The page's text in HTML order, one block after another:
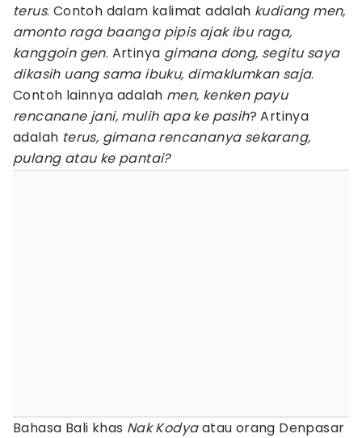
terus. Contoh dalam kalimat adalah kudiang men,
amonto raga baanga pipis ajak ibu raga,
kanggoin gen. Artinya gimana dong, segitu saya
dikasih uang sama ibuku, dimaklumkan saja.
Contoh lainnya adalah men, kenken payu
rencanane jani, mulih apa ke pasih? Artinya
adalah terus, gimana rencananya sekarang,
pulang atau ke pantai?
Bahasa Bali khas Nak Kodyaatau orang Denpasar